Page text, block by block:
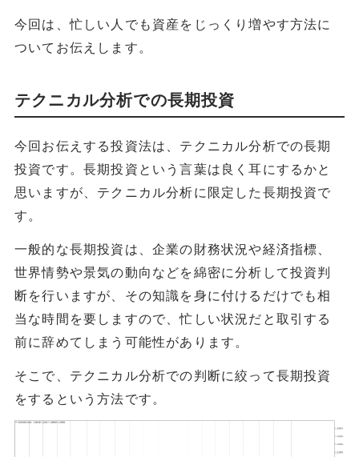
今回は、忙しい人でも資産をじっくり増やす方法に
ついてお伝えします。
テクニカル分析での長期投資
今回お伝えする投資法は、テクニカル分析での長期
投資です。長期投資という言葉は良く耳にするかと
思いますが、テクニカル分析に限定した長期投資で
す。
一般的な長期投資は、企業の財務状況や経済指標、
世界情勢や景気の動向などを綿密に分析して投資判
断を行いますが、その知識を身に付けるだけでも相
当な時間を要しますので、忙しい状況だと取引する
前に辞めてしまう可能性があります。
そこで、テクニカル分析での判断に絞って長期投資
をするという方法です。